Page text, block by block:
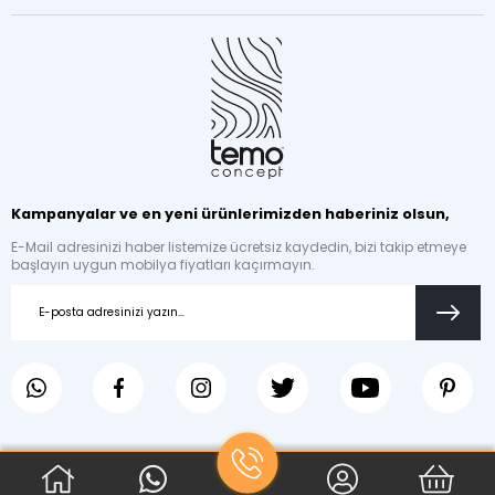
de büyük önem taşır. Öyle ki sadeliğini koruyan bir TV
depolama alanlarına sahip olan TV sehpaları
normalden biraz daha büyük olabilirler. TV üniteleri
tercih işlemlerinde, üniteyi konumlandıracağınız yerin
büyüklüğünü dikkate almanız gerekir.
Firmamız TV üniteleri modellerinde oldukça fazla çeşit ve
modele sahiptir. Son yıllarda birçok kişi tarafından tercih
edilen ve oldukça da tutulan bir model olan modern TV
üniteleri, renkleri ve farklı tasarımı ile TV ünitesi
seçimlerinizi oldukça kolaylaştırıyor. Bunun yanı sıra
firmamız, geçmişten bugüne modasını hiç kaybetmeyen
ve yoğun bir kullanıcı kitlesine sahip olan country TV
tasarımları hakkında bilgi sahibi olmak ve görmek için
bizimle iletişim sağlayabilirsiniz.
detaya önem verdiğinizi biliyoruz. Bunun yanı sıra yaşam
alanınıza aldığınız her mobilyanın fiyat bilgisinin de etkili
olduğunu unutmadık.
Kampanyalar ve en yeni ürünlerimizden haberiniz olsun,
E-Mail adresinizi haber listemize ücretsiz kaydedin, bizi takip etmeye
başlayın uygun mobilya fiyatları kaçırmayın.